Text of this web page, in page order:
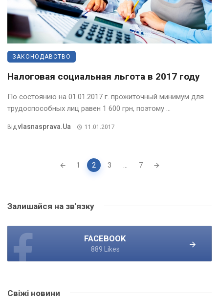
ЗАКОНОДАВСТВО
Налоговая социальная льгота в 2017 году
По состоянию на 01.01.2017 г. прожиточный минимум для
трудоспособных лиц равен 1 600 грн, поэтому ...
ВідVlasnasprava.ua 11.01.2017
1 2 3 ... 7
Залишайся на зв'язку
FACEBOOK
889 Likes
Свіжі новини